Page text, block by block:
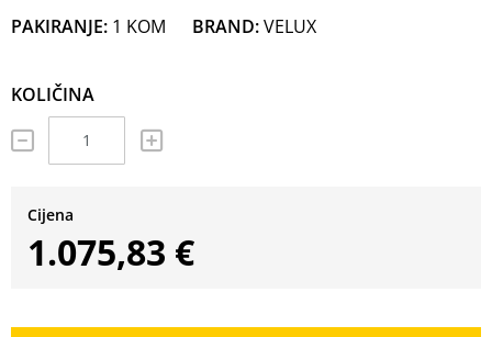
PAKIRANJE: 1 KOM BRAND:VELUX
KOLIČINA
Cijena
1.075,83 €